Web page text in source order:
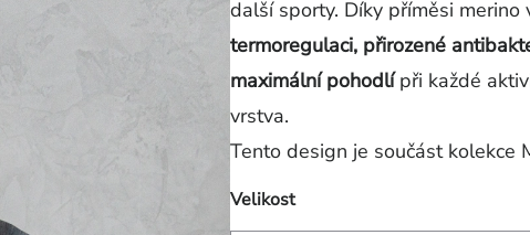
Velikost
další sporty. Díky příměsi merino
termoregulaci, přirozené
maximální pohodlípři každé
vrstva.
Tento design je součást kolekce